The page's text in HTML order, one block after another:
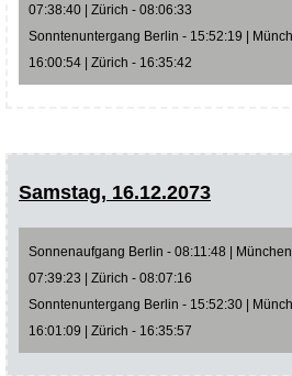
07:38:40 | Zürich - 08:06:33
Sonntenuntergang Berlin - 15:52:19 |
16:00:54 | Zürich - 16:35:42
Samstag, 16.12.2073
Sonnenaufgang Berlin - 08:11:48 |
07:39:23 | Zürich - 08:07:16
Sonntenuntergang Berlin - 15:52:30 |
16:01:09 | Zürich - 16:35:57